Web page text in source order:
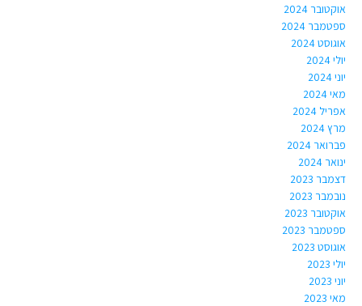
אוקטובר 2024
ספטמבר 2024
אוגוסט 2024
יולי 2024
יוני 2024
מאי 2024
אפריל 2024
מרץ 2024
פברואר 2024
ינואר 2024
דצמבר 2023
נובמבר 2023
אוקטובר 2023
ספטמבר 2023
אוגוסט 2023
יולי 2023
יוני 2023
מאי 2023